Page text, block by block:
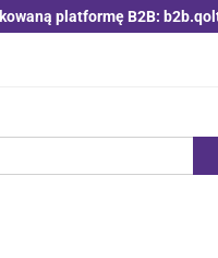
platformę B2B:
Anteny LTE 4G 5G